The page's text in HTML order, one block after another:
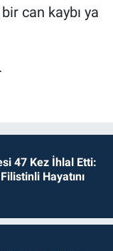
can kaybı ya
47 Kez İhlal Etti:
Hayatını